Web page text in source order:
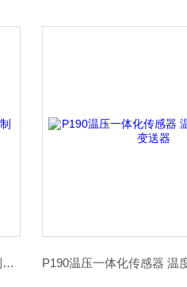
S550声光数显温度报警器报警温度控制器4-20mA